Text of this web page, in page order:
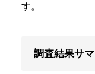
す。
調査結果サ